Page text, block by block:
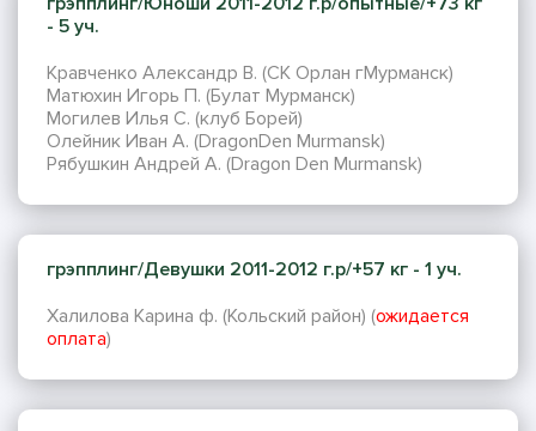
- 5 уч.
Кравченко Александр В. (СК Орлан гМурманск)
Матюхин Игорь П. (Булат Мурманск)
Могилев Илья С. (клуб Борей)
Олейник Иван А. (DragonDen Murmansk)
Рябушкин Андрей А. (Dragon Den Murmansk)
грэпплинг/Девушки 2011-2012 г.р/+57 кг - 1 уч.
Халилова Карина ф. (Кольский район) (ожидается
оплата)